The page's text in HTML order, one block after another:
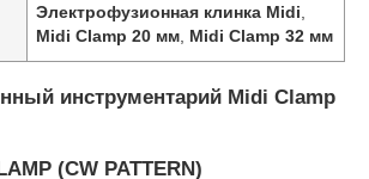
Электрофузионная клинка Midi
Midi Clamp 20 мм Midi Clamp 32 мм
инструментарий Midi Clamp
(CW PATTERN)